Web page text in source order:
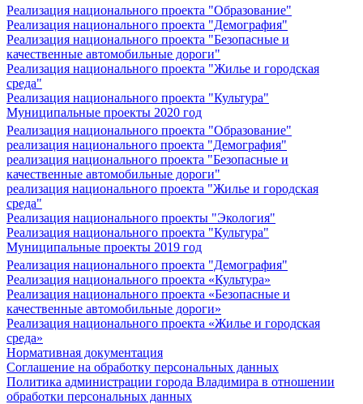
Реализация национального проекта "Образование"
Реализация национального проекта "Демография"
Реализация национального проекта "Безопасные и
качественные автомобильные дороги"
Реализация национального проекта "Жилье и городская
среда"
Реализация национального проекта "Культура"
Муниципальные проекты 2020 год
Реализация национального проекта "Образование"
реализация национального проекта "Демография"
реализация национального проекта "Безопасные и
качественные автомобильные дороги"
реализация национального проекта "Жилье и городская
среда"
Реализация национального проекты "Экология"
Реализация национального проекта "Культура"
Муниципальные проекты 2019 год
Реализация национального проекта "Демография"
Реализация национального проекта «Культура»
Реализация национального проекта «Безопасные и
качественные автомобильные дороги»
Реализация национального проекта «Жилье и городская
среда»
Нормативная документация
Соглашение на обработку персональных данных
Политика администрации города Владимира в отношении
обработки персональных данных